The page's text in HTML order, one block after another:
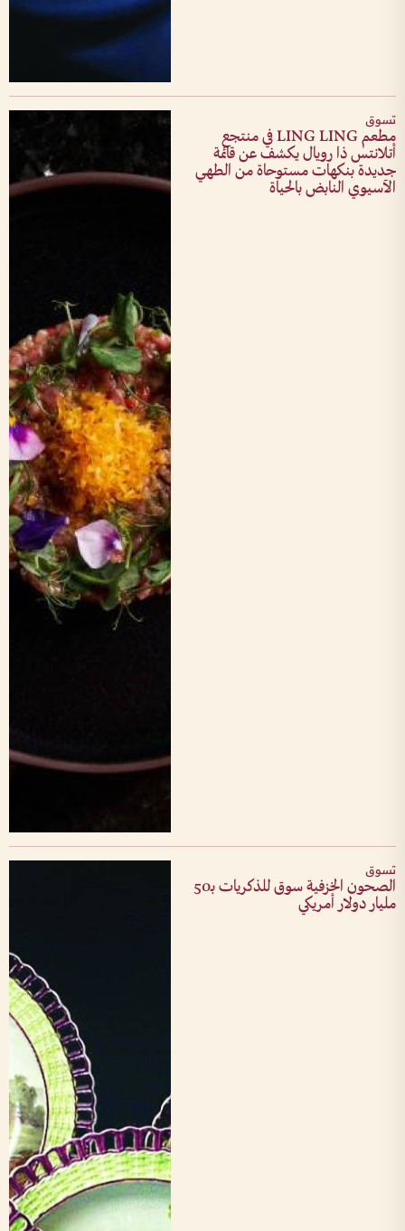
تسوق
مطعم LING LING في منتجع
أتلانتس ذا رويال يكشف عن قائمة
جديدة بنكهات مستوحاة من الطهي
الآسيوي النابض بالحياة
تسوق
الصحون الخزفية سوق للذكريات بـ50
مليار دولار أمريكي